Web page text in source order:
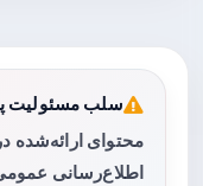
سلب مسئولیت
محتوای
اطلاع‌رسانی